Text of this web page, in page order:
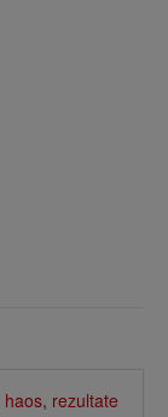
haos, rezultate